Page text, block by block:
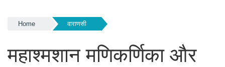
Home वाराणसी
महाश्मशान मणिकर्णिका और